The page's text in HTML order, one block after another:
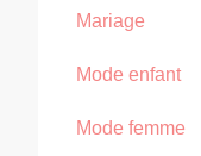
Mariage
Mode enfant
Mode femme